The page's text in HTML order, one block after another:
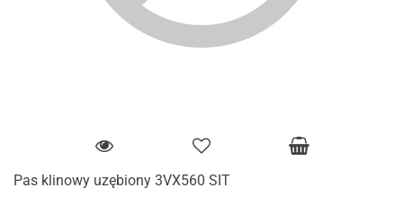
Pas klinowy uzębiony 3VX560 SIT